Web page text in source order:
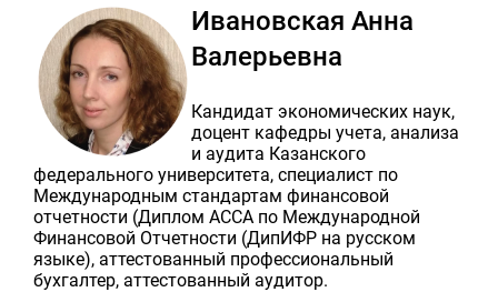
Ивановская Анна
Валерьевна
Кандидат экономических наук,
доцент кафедры учета, анализа
и аудита Казанского
федерального университета, специалист по
Международным стандартам финансовой
отчетности (Диплом АССА по Международной
Финансовой Отчетности (ДипИФР на русском
языке), аттестованный профессиональный
бухгалтер, аттестованный аудитор.